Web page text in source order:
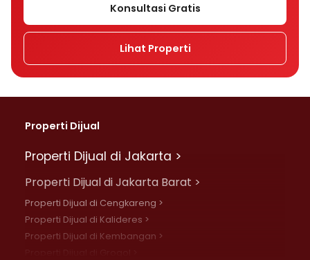
Konsultasi Gratis
Lihat Properti
Properti Dijual
Properti Dijual di Jakarta >
Properti Dijual di Jakarta Barat >
Properti Dijual di Cengkareng >
Properti Dijual di Kalideres >
Properti Dijual di Kembangan >